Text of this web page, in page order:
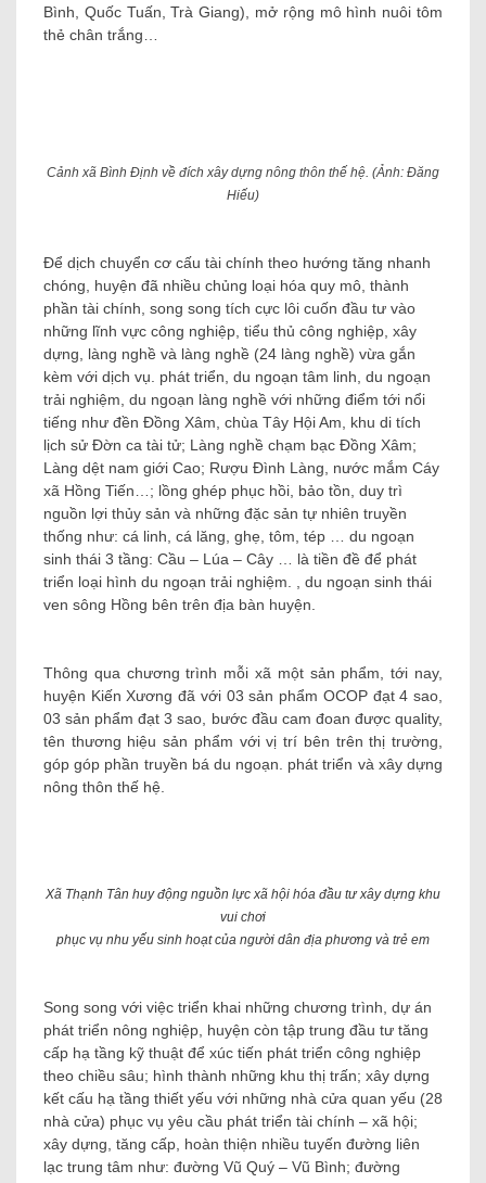
Bình, Quốc Tuấn, Trà Giang), mở rộng mô hình nuôi tôm
thẻ chân trắng…
Cảnh xã Bình Định về đích xây dựng nông thôn thế hệ. (Ảnh: Đăng
Hiếu)
Để dịch chuyển cơ cấu tài chính theo hướng tăng nhanh
chóng, huyện đã nhiều chủng loại hóa quy mô, thành
phần tài chính, song song tích cực lôi cuốn đầu tư vào
những lĩnh vực công nghiệp, tiểu thủ công nghiệp, xây
dựng, làng nghề và làng nghề (24 làng nghề) vừa gắn
kèm với dịch vụ. phát triển, du ngoạn tâm linh, du ngoạn
trải nghiệm, du ngoạn làng nghề với những điểm tới nổi
tiếng như đền Đồng Xâm, chùa Tây Hội Am, khu di tích
lịch sử Đờn ca tài tử; Làng nghề chạm bạc Đồng Xâm;
Làng dệt nam giới Cao; Rượu Đình Làng, nước mắm Cáy
xã Hồng Tiến…; lồng ghép phục hồi, bảo tồn, duy trì
nguồn lợi thủy sản và những đặc sản tự nhiên truyền
thống như: cá linh, cá lăng, ghẹ, tôm, tép … du ngoạn
sinh thái 3 tầng: Cầu – Lúa – Cây … là tiền đề để phát
triển loại hình du ngoạn trải nghiệm. , du ngoạn sinh thái
ven sông Hồng bên trên địa bàn huyện.
Thông qua chương trình mỗi xã một sản phẩm, tới nay,
huyện Kiến Xương đã với 03 sản phẩm OCOP đạt 4 sao,
03 sản phẩm đạt 3 sao, bước đầu cam đoan được quality,
tên thương hiệu sản phẩm với vị trí bên trên thị trường,
góp góp phần truyền bá du ngoạn. phát triển và xây dựng
nông thôn thế hệ.
Xã Thạnh Tân huy động nguồn lực xã hội hóa đầu tư xây dựng khu
vui chơi
phục vụ nhu yếu sinh hoạt của người dân địa phương và trẻ em
Song song với việc triển khai những chương trình, dự án
phát triển nông nghiệp, huyện còn tập trung đầu tư tăng
cấp hạ tầng kỹ thuật để xúc tiến phát triển công nghiệp
theo chiều sâu; hình thành những khu thị trấn; xây dựng
kết cấu hạ tầng thiết yếu với những nhà cửa quan yếu (28
nhà cửa) phục vụ yêu cầu phát triển tài chính – xã hội;
xây dựng, tăng cấp, hoàn thiện nhiều tuyến đường liên
lạc trung tâm như: đường Vũ Quý – Vũ Bình; đường